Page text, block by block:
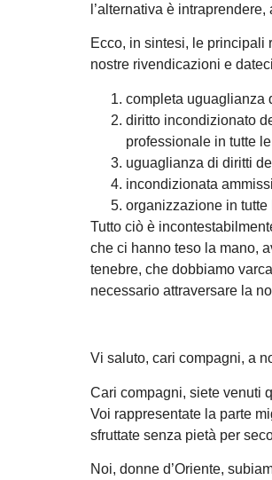
l’alternativa è
Ecco, in sintesi, le principali
nostre rivendicazioni e
completa uguaglianza
diritto incondizionato
professionale in tutte
uguaglianza di diritti
incondizionata
organizzazione in
Tutto ciò è
che ci hanno teso la mano,
tenebre, che dobbiamo
necessario attraversare la
Vi saluto, cari compagni, a
Cari compagni, siete venuti
Voi rappresentate la parte
sfruttate senza pietà per
Noi, donne d’Oriente,